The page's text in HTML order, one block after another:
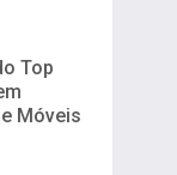
Top
Móveis